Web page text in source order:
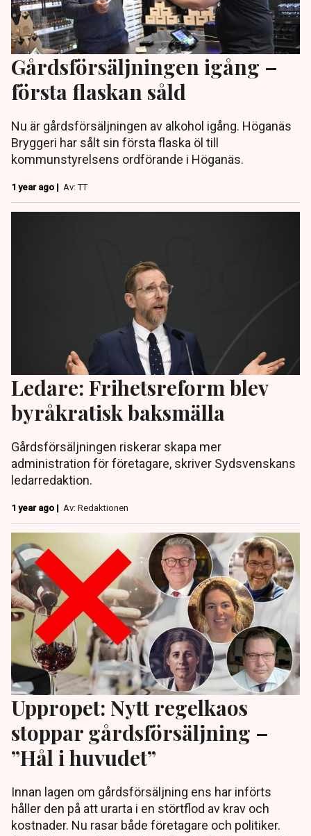
Gårdsförsäljningen igång –
första flaskan såld
Nu är gårdsförsäljningen av alkohol igång. Höganäs
Bryggeri har sålt sin första flaska öl till
kommunstyrelsens ordförande i Höganäs.
1 year ago | Av: TT
Ledare: Frihetsreform blev
byråkratisk baksmälla
Gårdsförsäljningen riskerar skapa mer
administration för företagare, skriver Sydsvenskans
ledarredaktion.
1 year ago | Av: Redaktionen
Uppropet: Nytt regelkaos
stoppar gårdsförsäljning –
”Hål i huvudet”
Innan lagen om gårdsförsäljning ens har införts
håller den på att urarta i en störtflod av krav och
kostnader. Nu rasar både företagare och politiker.